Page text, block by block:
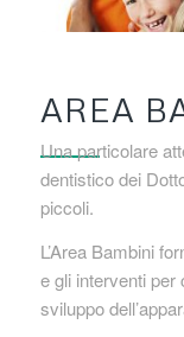
AREA
Una particolare
dentistico dei
piccoli.
L’Area Bambini
e gli interventi per
sviluppo